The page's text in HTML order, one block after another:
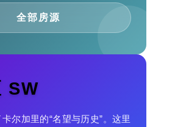
全部房源
SW
尔加里的“名望与历史”。这里